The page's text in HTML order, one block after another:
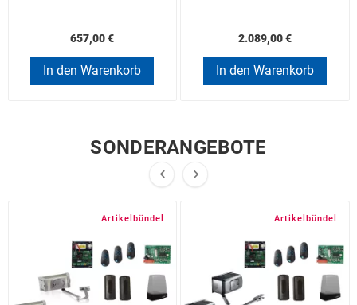
657,00 €
In den Warenkorb
2.089,00 €
In den Warenkorb
SONDERANGEBOTE
 
Artikelbündel Artikelbündel